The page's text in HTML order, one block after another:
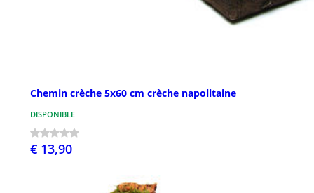
Chemin crèche 5x60 cm crèche napolitaine
DISPONIBLE
€ 13,90